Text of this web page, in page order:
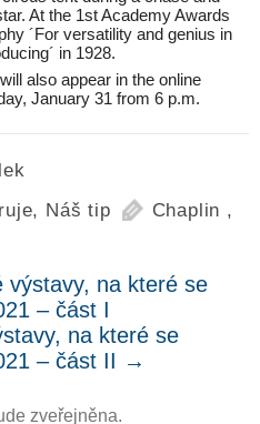
At the 1st Academy Awards
´For versatility and genius in
in 1928.
also appear in the online
January 31 from 6 p.m.
, Náš tip Chaplin ,
výstavy, na které se
– část I
na které se
– část II →
zveřejněna.